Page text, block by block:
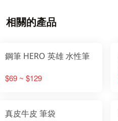
相關的產品
鋼筆 HERO 英雄 水性筆
$69 ~ $129
真皮牛皮 筆袋